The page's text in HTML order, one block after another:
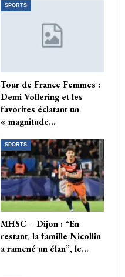
SPORTS
Tour de France Femmes :
Demi Vollering et les
favorites éclatant un
« magnitude…
SPORTS
MHSC – Dijon : “En
restant, la famille Nicollin
a ramené un élan”, le…